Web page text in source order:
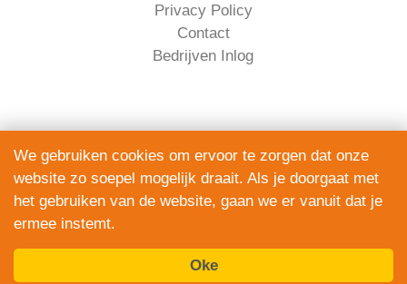
Privacy Policy
Contact
Bedrijven Inlog
Serviceright Koeriers is onderdeel van
The Right Service B.V. | KVK 90914872
alle rechten voorbehouden.
We gebruiken cookies om ervoor te zorgen dat onze
website zo soepel mogelijk draait. Als je doorgaat met
het gebruiken van de website, gaan we er vanuit dat je
ermee instemt.
Oke